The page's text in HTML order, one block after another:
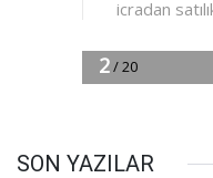
SON YAZILAR